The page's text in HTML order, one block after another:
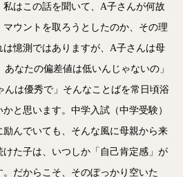
はこの話を聞いて、A子さんが何故
ウントを取ろうとしたのか、その理
憶測ではありますが、A子さんは母
なたの偏差値は低いんじゃないの」
んは優秀で」そんなことばを常日頃浴
と思います。中学入試（中学受験）
んでいても、そんな風に母親から来
た子は、いつしか「自己肯定感」が
だからこそ、そのぽっかり空いた